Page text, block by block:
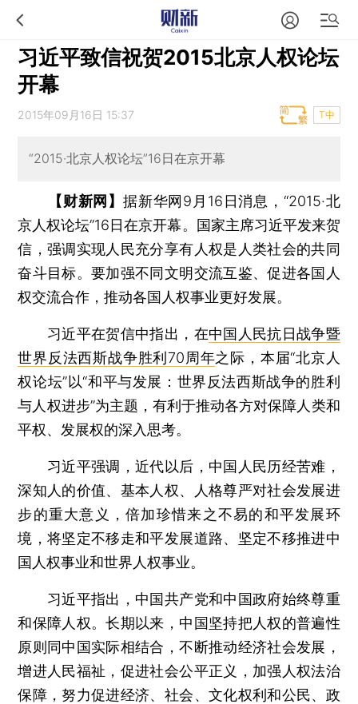
习近平致信祝贺2015北京人权论坛
开幕
2015年09月16日 15:37 T中
“2015·北京人权论坛”16日在京开幕
【财新网】据新华网9月16日消息，“2015·北
京人权论坛”16日在京开幕。国家主席习近平发来贺
信，强调实现人民充分享有人权是人类社会的共同
奋斗目标。要加强不同文明交流互鉴、促进各国人
权交流合作，推动各国人权事业更好发展。
习近平在贺信中指出，在中国人民抗日战争暨
世界反法西斯战争胜利70周年之际，本届“北京人
权论坛”以“和平与发展：世界反法西斯战争的胜利
与人权进步”为主题，有利于推动各方对保障人类和
平权、发展权的深入思考。
习近平强调，近代以后，中国人民历经苦难，
深知人的价值、基本人权、人格尊严对社会发展进
步的重大意义，倍加珍惜来之不易的和平发展环
境，将坚定不移走和平发展道路、坚定不移推进中
国人权事业和世界人权事业。
习近平指出，中国共产党和中国政府始终尊重
和保障人权。长期以来，中国坚持把人权的普遍性
原则同中国实际相结合，不断推动经济社会发展，
增进人民福祉，促进社会公平正义，加强人权法治
保障，努力促进经济、社会、文化权利和公民、政